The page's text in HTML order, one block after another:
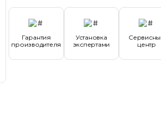
Гарантия
производителя
Установка
экспертами
центр